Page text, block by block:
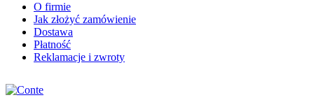
O firmie
Jak złożyć zamówienie
Dostawa
Płatność
Reklamacje i zwroty